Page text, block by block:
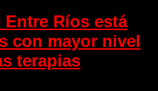
Ríos está
con mayor nivel
terapias